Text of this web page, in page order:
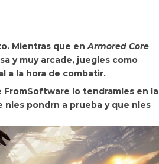
Mientras que enArmored Core
y muy arcade, juegles como
a la hora de combatir.
FromSoftware lo tendramles en la
pondrn a prueba y que nles